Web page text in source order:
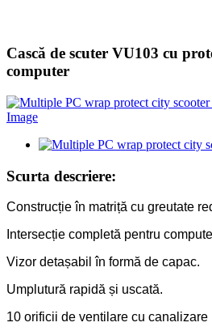
Cască de scuter VU103 cu
computer
Scurta descriere:
Construcție în matriță cu greutate
Intersecție completă pentru
Vizor detașabil în formă de capac.
Umplutură rapidă și uscată.
10 orificii de ventilare cu canalizare